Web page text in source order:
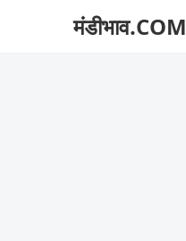
मंडीभाव.COM